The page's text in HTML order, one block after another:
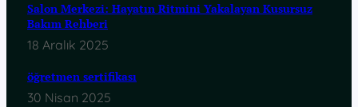
Salon Merkezi: Hayatın Ritmini Yakalayan Kusursuz
Bakım Rehberi
18 Aralık 2025
öğretmen sertifikası
30 Nisan 2025